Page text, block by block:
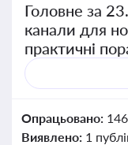
Головне за
канали для
практичні
Опрацьовано:
Виявлено: 1